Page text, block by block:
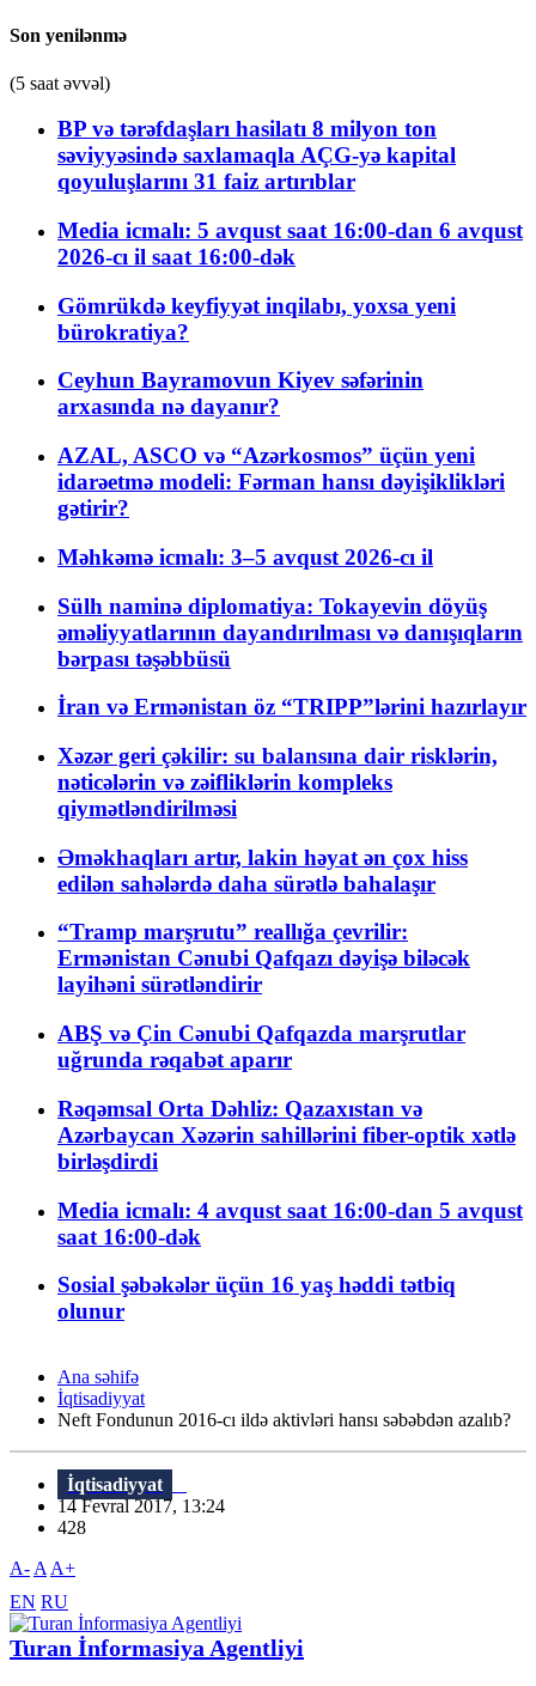
Son yenilənmə
(5 saat əvvəl)
BP və tərəfdaşları hasilatı 8 milyon ton
səviyyəsində saxlamaqla AÇG-yə kapital
qoyuluşlarını 31 faiz artırıblar
Media icmalı: 5 avqust saat 16:00-dan 6 avqust
2026-cı il saat 16:00-dək
Gömrükdə keyfiyyət inqilabı, yoxsa yeni
bürokratiya?
Ceyhun Bayramovun Kiyev səfərinin
arxasında nə dayanır?
AZAL, ASCO və “Azərkosmos” üçün yeni
idarəetmə modeli: Fərman hansı dəyişiklikləri
gətirir?
Məhkəmə icmalı: 3–5 avqust 2026-cı il
Sülh naminə diplomatiya: Tokayevin döyüş
əməliyyatlarının dayandırılması və danışıqların
bərpası təşəbbüsü
İran və Ermənistan öz “TRIPP”lərini hazırlayır
Xəzər geri çəkilir: su balansına dair risklərin,
nəticələrin və zəifliklərin kompleks
qiymətləndirilməsi
Əməkhaqları artır, lakin həyat ən çox hiss
edilən sahələrdə daha sürətlə bahalaşır
“Tramp marşrutu” reallığa çevrilir:
Ermənistan Cənubi Qafqazı dəyişə biləcək
layihəni sürətləndirir
ABŞ və Çin Cənubi Qafqazda marşrutlar
uğrunda rəqabət aparır
Rəqəmsal Orta Dəhliz: Qazaxıstan və
Azərbaycan Xəzərin sahillərini fiber-optik xətlə
birləşdirdi
Media icmalı: 4 avqust saat 16:00-dan 5 avqust
saat 16:00-dək
Sosial şəbəkələr üçün 16 yaş həddi tətbiq
olunur
Ana səhifə
İqtisadiyyat
Neft Fondunun 2016-cı ildə aktivləri hansı səbəbdən azalıb?
İqtisadiyyat
14 Fevral 2017, 13:24
428
A- A A+
EN RU
Turan İnformasiya Agentliyi